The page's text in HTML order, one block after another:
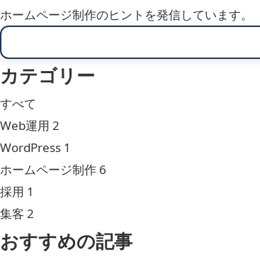
ホームページ制作のヒントを発信しています。
カテゴリー
すべて
Web運用 2
WordPress 1
ホームページ制作 6
採用 1
集客 2
おすすめの記事